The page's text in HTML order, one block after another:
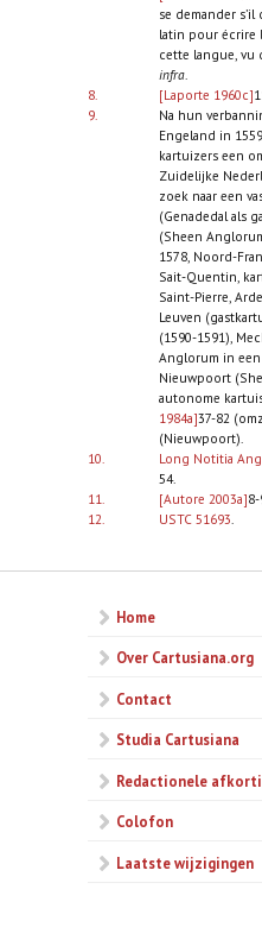
se demander
latin pour écrire
cette langue, vu
infra.
8.
[Laporte 1960c]
9.
Na hun
Engeland in
kartuizers een
Zuidelijke
zoek naar een
(Genadedal als
(Sheen
1578, Noord-
Sait-Quentin,
Saint-Pierre,
Leuven
(1590-1591),
Anglorum in
Nieuwpoort
autonome
1984a]37-82
(Nieuwpoort).
10.
Long Notitia
54.
11.
[Autore 2003a]8-
12.
USTC 51693
Home
Over Cartusiana.org
Contact
Studia Cartusiana
Redactionele
Colofon
Laatste wijzigingen